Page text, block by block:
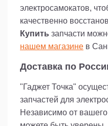
электросамокатов,
качественно
Купить запчасти
нашем магазине в
Доставка по
"Гаджет Точка"
запчастей для
Независимо от